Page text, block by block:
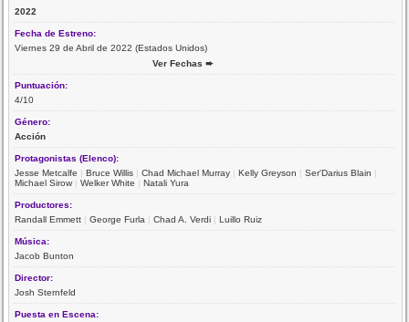
2022
Fecha de Estreno:
Viernes 29 de Abril de 2022 (Estados Unidos)
Ver Fechas ➨
Puntuación:
4/10
Género:
Acción
Protagonistas (Elenco):
Jesse Metcalfe |Bruce Willis |Chad Michael Murray |Kelly Greyson |Ser'Darius Blain |
Michael Sirow |Welker White |Natali Yura
Productores:
Randall Emmett |George Furla |Chad A. Verdi |Luillo Ruiz
Música:
Jacob Bunton
Director:
Josh Sternfeld
Puesta en Escena: